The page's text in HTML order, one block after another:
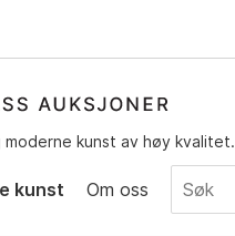
kunst av høy kvalitet.
kunst Om oss